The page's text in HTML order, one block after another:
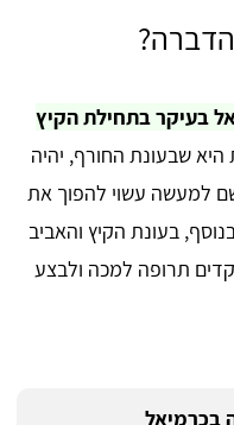
הדברה?
בעיקר בתחילת הקיץ
היא שבעונת החורף, יהיה
למעשה עשוי להפוך את
בעונת הקיץ והאביב
תרופה למכה ולבצע
בכרמיאל